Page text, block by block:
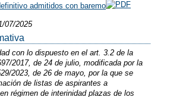
admitidos con baremo
07/2025
con lo dispuesto en el art. 3.2 de la
2017, de 24 de julio, modificada por la
2023, de 26 de mayo, por la que se
de listas de aspirantes a
régimen de interinidad plazas de los